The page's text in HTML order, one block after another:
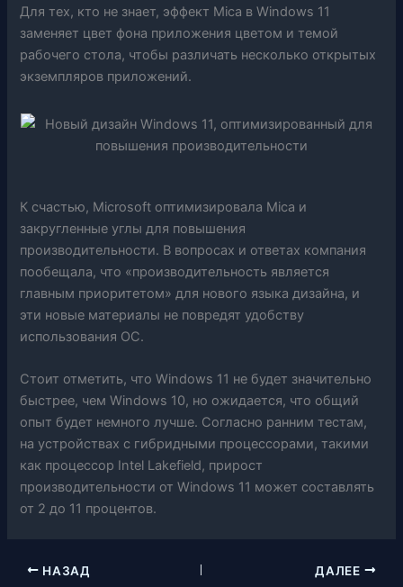
Для тех, кто не знает, эффект Mica в Windows 11
заменяет цвет фона приложения цветом и темой
рабочего стола, чтобы различать несколько открытых
экземпляров приложений.
К счастью, Microsoft оптимизировала Mica и
закругленные углы для повышения
производительности. В вопросах и ответах компания
пообещала, что «производительность является
главным приоритетом» для нового языка дизайна, и
эти новые материалы не повредят удобству
использования ОС.
Стоит отметить, что Windows 11 не будет значительно
быстрее, чем Windows 10, но ожидается, что общий
опыт будет немного лучше. Согласно ранним тестам,
на устройствах с гибридными процессорами, такими
как процессор Intel Lakefield, прирост
производительности от Windows 11 может составлять
от 2 до 11 процентов.
НАЗАД ДАЛЕЕ